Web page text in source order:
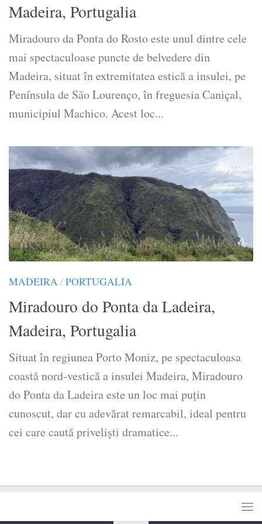
Madeira, Portugalia
Miradouro da Ponta do Rosto este unul dintre cele
mai spectaculoase puncte de belvedere din
Madeira, situat în extremitatea estică a insulei, pe
Península de São Lourenço, în freguesia Caniçal,
municipiul Machico. Acest loc...
MADEIRA/PORTUGALIA
Miradouro do Ponta da Ladeira,
Madeira, Portugalia
Situat în regiunea Porto Moniz, pe spectaculoasa
coastă nord-vestică a insulei Madeira, Miradouro
do Ponta da Ladeira este un loc mai puțin
cunoscut, dar cu adevărat remarcabil, ideal pentru
cei care caută priveliști dramatice...